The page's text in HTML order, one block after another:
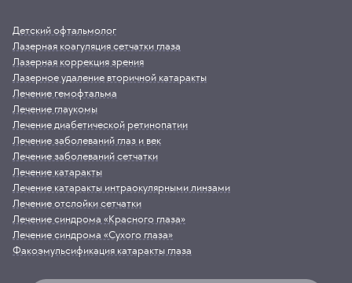
Детский офтальмолог
Лазерная коагуляция сетчатки глаза
Лазерная коррекция зрения
Лазерное удаление вторичной катаракты
Лечение гемофтальма
Лечение глаукомы
Лечение диабетической ретинопатии
Лечение заболеваний глаз и век
Лечение заболеваний сетчатки
Лечение катаракты
Лечение катаракты интраокулярными линзами
Лечение отслойки сетчатки
Лечение синдрома «Красного глаза»
Лечение синдрома «Сухого глаза»
Факоэмульсификация катаракты глаза